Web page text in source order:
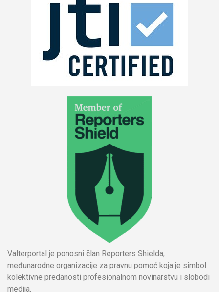
Valterportal je ponosni član Reporters Shielda,
međunarodne organizacije za pravnu pomoć koja je simbol
kolektivne predanosti profesionalnom novinarstvu i slobodi
medija.